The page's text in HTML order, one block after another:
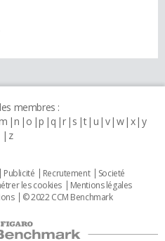
membres :
n o p q r s t u v w x y
z
Publicité Recrutement
Societé
les cookies
Mentions légales
© 2022 CCM Benchmark